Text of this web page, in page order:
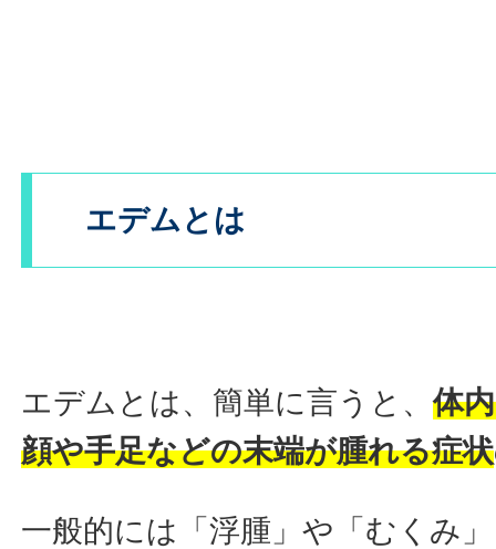
エデムとは
エデムとは、簡単に言うと、体
顔や手足などの末端が腫れる症状
一般的には「浮腫」や「むくみ